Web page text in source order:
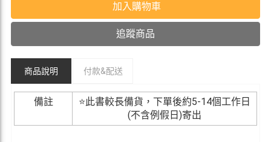
加入購物車
追蹤商品
商品說明 付款&配送
備註
⭐此書較長備貨，下單後約5-14個工作日
(不含例假日)寄出